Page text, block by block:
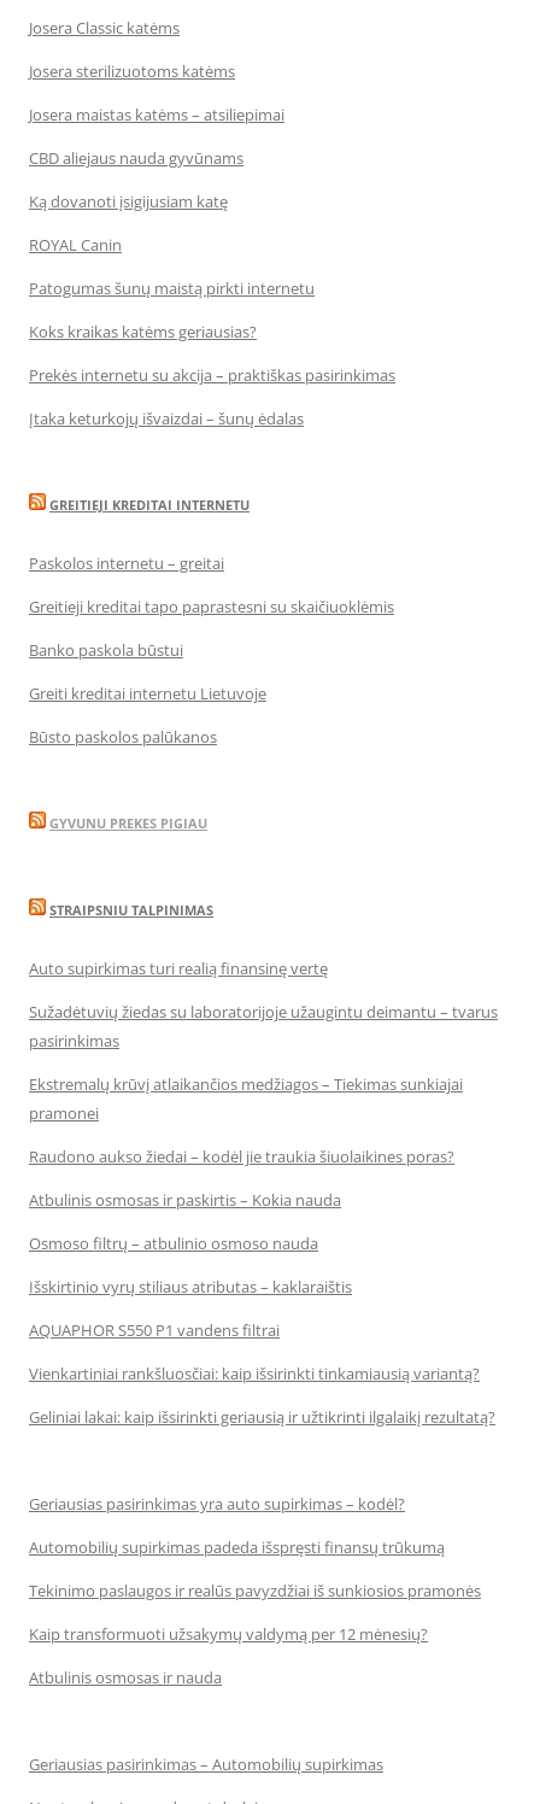
Josera Classic katėms
Josera sterilizuotoms katėms
Josera maistas katėms – atsiliepimai
CBD aliejaus nauda gyvūnams
Ką dovanoti įsigijusiam katę
ROYAL Canin
Patogumas šunų maistą pirkti internetu
Koks kraikas katėms geriausias?
Prekės internetu su akcija – praktiškas pasirinkimas
Įtaka keturkojų išvaizdai – šunų ėdalas
GREITIEJI KREDITAI INTERNETU
Paskolos internetu – greitai
Greitieji kreditai tapo paprastesni su skaičiuoklėmis
Banko paskola būstui
Greiti kreditai internetu Lietuvoje
Būsto paskolos palūkanos
GYVUNU PREKES PIGIAU
STRAIPSNIU TALPINIMAS
Auto supirkimas turi realią finansinę vertę
Sužadėtuvių žiedas su laboratorijoje užaugintu deimantu – tvarus
pasirinkimas
Ekstremalų krūvį atlaikančios medžiagos – Tiekimas sunkiajai
pramonei
Raudono aukso žiedai – kodėl jie traukia šiuolaikines poras?
Atbulinis osmosas ir paskirtis – Kokia nauda
Osmoso filtrų – atbulinio osmoso nauda
Išskirtinio vyrų stiliaus atributas – kaklaraištis
AQUAPHOR S550 P1 vandens filtrai
Vienkartiniai rankšluosčiai: kaip išsirinkti tinkamiausią variantą?
Geliniai lakai: kaip išsirinkti geriausią ir užtikrinti ilgalaikį rezultatą?
Geriausias pasirinkimas yra auto supirkimas – kodėl?
Automobilių supirkimas padeda išspręsti finansų trūkumą
Tekinimo paslaugos ir realūs pavyzdžiai iš sunkiosios pramonės
Kaip transformuoti užsakymų valdymą per 12 mėnesių?
Atbulinis osmosas ir nauda
Geriausias pasirinkimas – Automobilių supirkimas